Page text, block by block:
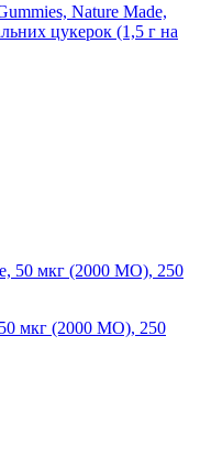
Nature Made,
цукерок (1,5 г на
мкг (2000 МО), 250